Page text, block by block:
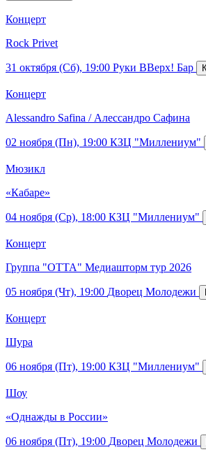
Концерт
Rock Privet
31 октября (Сб), 19:00 Руки ВВерх! Бар
Концерт
Alessandro Safina / Алессандро Сафина
02 ноября (Пн), 19:00 КЗЦ "Миллениум"
Мюзикл
«Кабаре»
04 ноября (Ср), 18:00 КЗЦ "Миллениум"
Концерт
Группа "ОТТА" Медиашторм тур 2026
05 ноября (Чт), 19:00 Дворец Молодежи
Концерт
Шура
06 ноября (Пт), 19:00 КЗЦ "Миллениум"
Шоу
«Однажды в России»
06 ноября (Пт), 19:00 Дворец Молодежи